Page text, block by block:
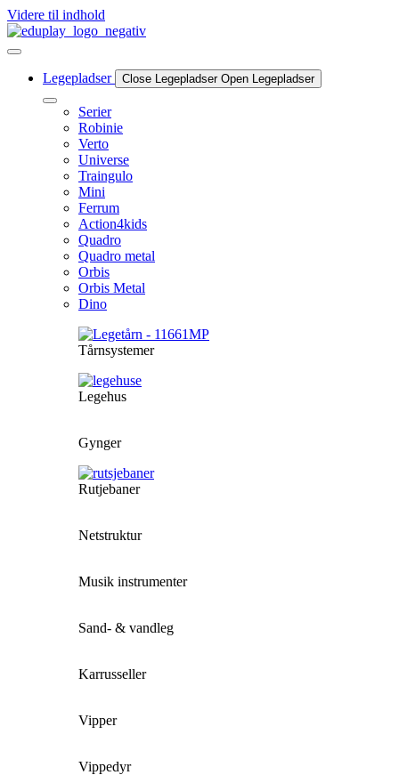
Videre til indhold
Legepladser Close Legepladser Open Legepladser
Serier
Robinie
Verto
Universe
Traingulo
Mini
Ferrum
Action4kids
Quadro
Quadro metal
Orbis
Orbis Metal
Dino
Tårnsystemer
Legehus
Gynger
Rutjebaner
Netstruktur
Musik instrumenter
Sand- & vandleg
Karrusseller
Vipper
Vippedyr